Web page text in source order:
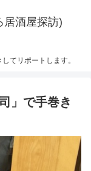
居酒屋探訪)
てリポートします。
」で手巻き